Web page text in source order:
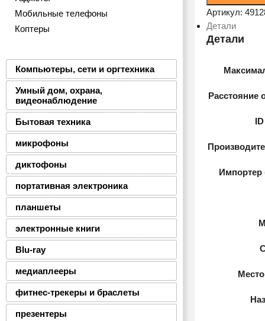
Мобильные телефоны
Коптеры
Компьютеры, сети и оргтехника
Умный дом, охрана,
видеонаблюдение
Бытовая техника
микрофоны
диктофоны
портативная электроника
планшеты
электронные книги
Blu-ray
медиаплееры
фитнес-трекеры и браслеты
презентеры
Media
LCD
7101
(10013)
Артикул:
Детали
Детали
Расстояние